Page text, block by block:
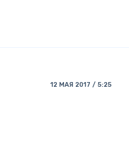
12 МАЯ 2017 / 5:25